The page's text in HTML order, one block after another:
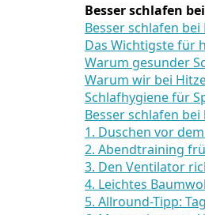
Besser schlafen
Besser schlafen
Das Wichtigste für
Warum gesunder
Warum wir bei
Schlafhygiene für
Besser schlafen
1. Duschen vor
2. Abendtraining
3. Den Ventilator
4. Leichtes
5. Allround-Tipp: